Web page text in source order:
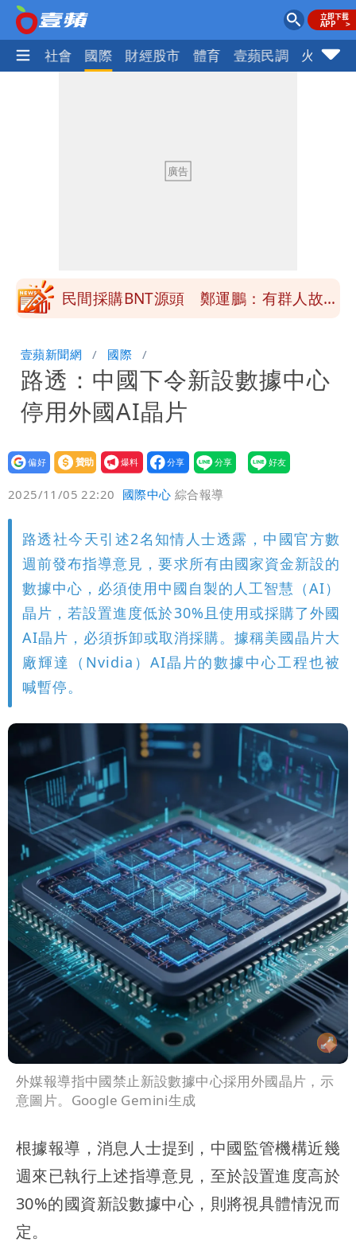
政治 社會 國際 財經股市 體育 壹蘋民調 火線話
男裁判勒令女選手「解衣」檢查
他二刷《蜘蛛人》一路劇透 周圍觀眾氣
沒水用
民間採購BNT源頭 鄭運鵬：有群人故意
男裁判勒令女選手「解衣」檢查
他二刷《蜘蛛人》一路劇透 周圍觀眾氣
炸開扁
壹蘋新聞網 國際
路透：中國下令新設數據中心
停用外國AI晶片
設為
贊助
我要
爆料
2025/11/05 22:20 國際中心 綜合報導
路透社今天引述2名知情人士透露，中國官方數
週前發布指導意見，要求所有由國家資金新設的
數據中心，必須使用中國自製的人工智慧（AI）
晶片，若設置進度低於30%且使用或採購了外國
AI晶片，必須拆卸或取消採購。據稱美國晶片大
廠輝達（Nvidia）AI晶片的數據中心工程也被
喊暫停。
外媒報導指中國禁止新設數據中心採用外國晶片，示
意圖片。Google Gemini生成
根據報導，消息人士提到，中國監管機構近幾
週來已執行上述指導意見，至於設置進度高於
30%的國資新設數據中心，則將視具體情況而
定。